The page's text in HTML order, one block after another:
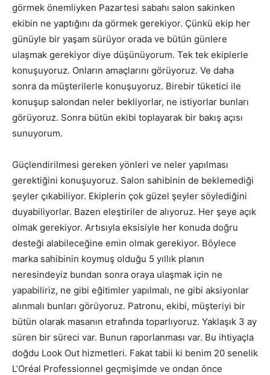
görmek önemliyken Pazartesi sabahı salon sakinken
ekibin ne yaptığını da görmek gerekiyor. Çünkü ekip her
günüyle bir yaşam sürüyor orada ve bütün günlere
ulaşmak gerekiyor diye düşünüyorum. Tek tek ekiplerle
konuşuyoruz. Onların amaçlarını görüyoruz. Ve daha
sonra da müşterilerle konuşuyoruz. Birebir tüketici ile
konuşup salondan neler bekliyorlar, ne istiyorlar bunları
görüyoruz. Sonra bütün ekibi toplayarak bir bakış açısı
sunuyorum.
Güçlendirilmesi gereken yönleri ve neler yapılması
gerektiğini konuşuyoruz. Salon sahibinin de beklemediği
şeyler çıkabiliyor. Ekiplerin çok güzel şeyler söylediğini
duyabiliyorlar. Bazen eleştiriler de alıyoruz. Her şeye açık
olmak gerekiyor. Artısıyla eksisiyle her konuda doğru
desteği alabileceğine emin olmak gerekiyor. Böylece
marka sahibinin koymuş olduğu 5 yıllık planın
neresindeyiz bundan sonra oraya ulaşmak için ne
yapabiliriz, ne gibi eğitimler yapılmalı, ne gibi aksiyonlar
alınmalı bunları görüyoruz. Patronu, ekibi, müşteriyi bir
bütün olarak masanın etrafında toparlıyoruz. Yaklaşık 3 ay
süren bir süreci var. Bunun raporlanması var. Bu ihtiyaçla
doğdu Look Out hizmetleri. Fakat tabii ki benim 20 senelik
L’Oréal Professionnel geçmişimde ve ondan önce